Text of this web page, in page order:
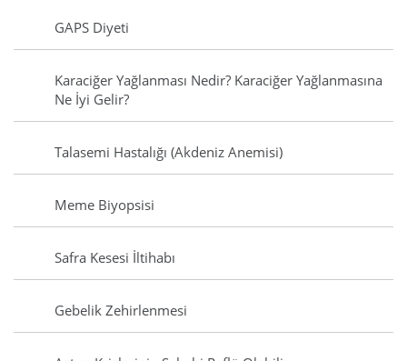
GAPS Diyeti
Karaciğer Yağlanması Nedir? Karaciğer Yağlanmasına
Ne İyi Gelir?
Talasemi Hastalığı (Akdeniz Anemisi)
Meme Biyopsisi
Safra Kesesi İltihabı
Gebelik Zehirlenmesi